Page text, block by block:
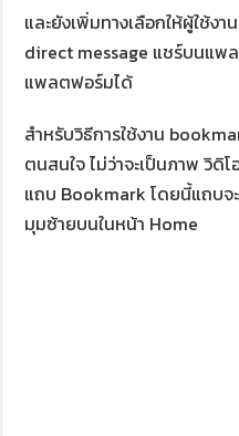
และยังเพิ่มทางเลือกให้ผู้ใช้ง
direct message แชร์บนแพ
แพลตฟอร์มได้
สำหรับวิธีการใช้งาน
ตนสนใจ ไม่ว่าจะเป็นภาพ วิดิ
แถบ Bookmark โดยนี้แถบจ
มุมซ้ายบนในหน้า Home